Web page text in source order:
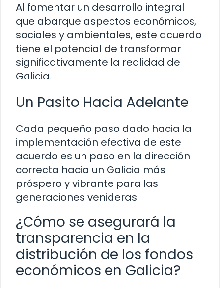
Al fomentar un desarrollo integral
que abarque aspectos económicos,
sociales y ambientales, este acuerdo
tiene el potencial de transformar
significativamente la realidad de
Galicia.
Un Pasito Hacia Adelante
Cada pequeño paso dado hacia la
implementación efectiva de este
acuerdo es un paso en la dirección
correcta hacia un Galicia más
próspero y vibrante para las
generaciones venideras.
¿Cómo se asegurará la
transparencia en la
distribución de los fondos
económicos en Galicia?